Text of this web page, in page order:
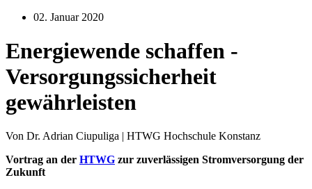
02. Januar 2020
Energiewende schaffen -
Versorgungssicherheit
gewährleisten
Von Dr. Adrian Ciupuliga | HTWG Hochschule Konstanz
Vortrag an der HTWG zur zuverlässigen Stromversorgung der
Zukunft